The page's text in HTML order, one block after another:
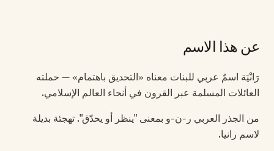
عن هذا الاسم
رَانْيَة اسمٌ عربي للبنات معناه «التحديق باهتمام» — حملته
العائلات المسلمة عبر القرون في أنحاء العالم الإسلامي.
من الجذر العربي ر-ن-و بمعنى "ينظر أو يحدّق". تهجئة بديلة
لاسم رانيا.